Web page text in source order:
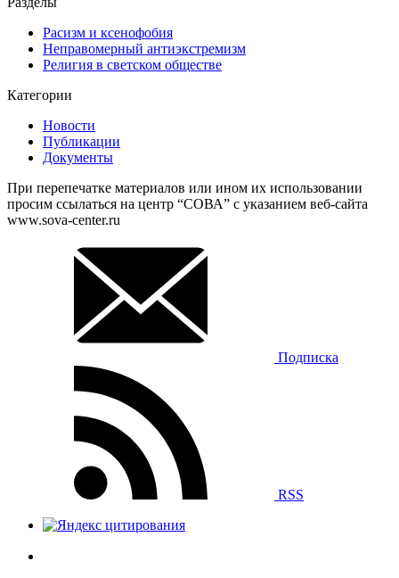
Расизм и ксенофобия
Неправомерный антиэкстремизм
Религия в светском обществе
Категории
Новости
Публикации
Документы
При перепечатке материалов или ином их использовании
просим ссылаться на центр “СОВА” с указанием веб-сайта
www.sova-center.ru
Подписка
RSS